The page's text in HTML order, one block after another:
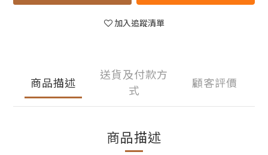
加入追蹤清單
商品描述
送貨及付款方
式
顧客評價
商品描述